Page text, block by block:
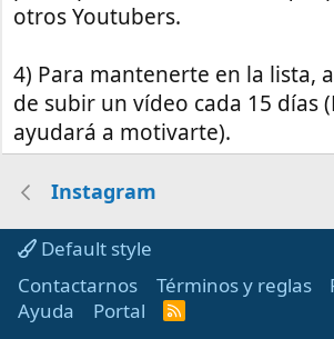
otros Youtubers.
4) Para mantenerte en la lista,
de subir un vídeo cada 15 días
ayudará a motivarte).
Instagram
Default style
Contactarnos
Términos y reglas
Ayuda
Portal
R